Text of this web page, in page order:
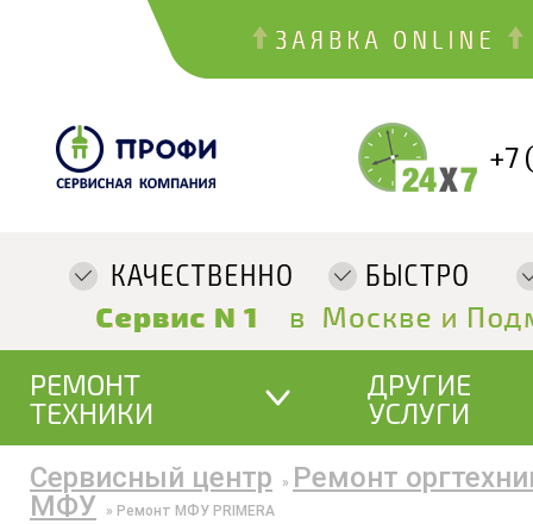
+7
РЕМОНТ
ТЕХНИКИ
ДРУГИЕ
УСЛУГИ
Сервисный центр » Ремонт
МФУ
» Ремонт МФУ PRIMERA